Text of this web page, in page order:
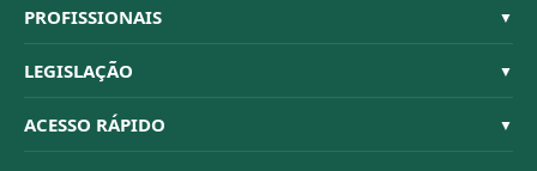
Sistema CFBM
Quem Somos
Organograma
Conselheiros
PROFISSIONAIS ▼
Habilitações
Código de Ética
Dúvidas Frequentes
LEGISLAÇÃO ▼
Resoluções
ACESSO RÁPIDO ▼